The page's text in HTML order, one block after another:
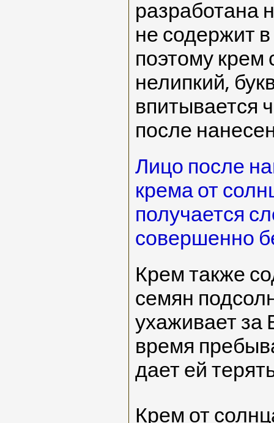
разработана
не содержит
поэтому
нелипкий,
впитывается
после
Лицо после
крема от
получается
совершенно
Крем также
семян
ухаживает за
время
дает ей
Крем от